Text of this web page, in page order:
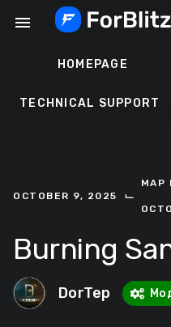
menu
HOMEPAGE
TECHNICAL SUPPORT
OCTOBER 9, 2025 ⌙
MAP
Burning
DorTep